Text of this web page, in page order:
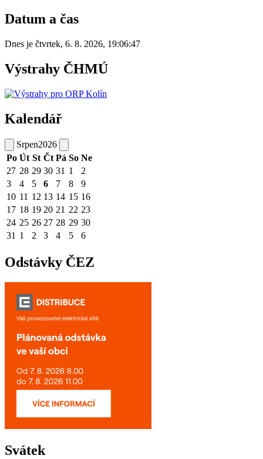
Datum a čas
Dnes je čtvrtek, 6. 8. 2026, 19:06:47
Výstrahy ČHMÚ
Kalendář
Srpen2026
Po Út St Čt Pá So Ne
27 28 29 30 31 1
2
3
4 5 6 7 8
9
10 11 12 13 14 15 16
17 18 19 20 21 22 23
24 25 26 27 28 29 30
31 1 2 3 4 5 6
Odstávky ČEZ
Svátek